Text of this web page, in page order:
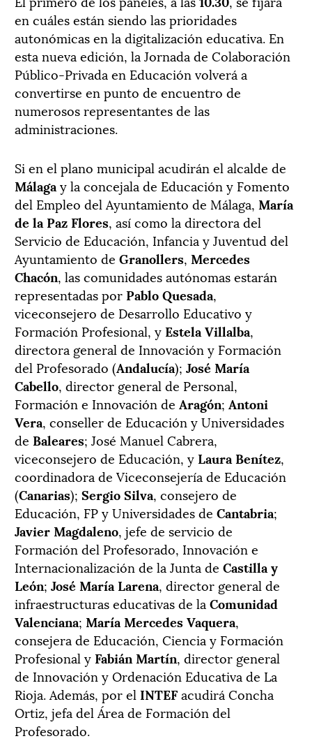
en cuáles están siendo las prioridades
autonómicas en la digitalización educativa. En
esta nueva edición, la Jornada de Colaboración
Público-Privada en Educación volverá a
convertirse en punto de encuentro de
numerosos representantes de las
administraciones.
Si en el plano municipal acudirán el alcalde de
Málaga y la concejala de Educación y Fomento
del Empleo del Ayuntamiento de Málaga, María
de la Paz Flores, así como la directora del
Servicio de Educación, Infancia y Juventud del
Ayuntamiento de Granollers, Mercedes
Chacón, las comunidades autónomas estarán
representadas porPablo Quesada,
viceconsejero de Desarrollo Educativo y
Formación Profesional, yEstela Villalba,
directora general de Innovación y Formación
del Profesorado (Andalucía); José María
Cabello, director general de Personal,
Formación e Innovación de Aragón; Antoni
Vera, conseller de Educación y Universidades
de Baleares; José Manuel Cabrera,
viceconsejero de Educación, yLaura Benítez,
coordinadora de Viceconsejería de Educación
(Canarias); Sergio Silva, consejero de
Educación, FP y Universidades de Cantabria;
Javier Magdaleno, jefe de servicio de
Formación del Profesorado, Innovación e
Internacionalización de la Junta de Castilla y
León; José María Larena, director general de
infraestructuras educativas de la Comunidad
Valenciana; María Mercedes Vaquera,
consejera de Educación, Ciencia y Formación
Profesional yFabián Martín, director general
de Innovación y Ordenación Educativa de La
Rioja. Además, por el INTEFacudirá Concha
Ortiz, jefa del Área de Formación del
Profesorado.